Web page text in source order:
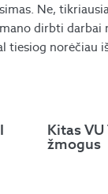
Ne,
dirbti darbai
tiesiog norėčiau
Kitas VU
žmogus